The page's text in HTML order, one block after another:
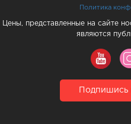
Политика
Цены, представленные на сайте
являются
Подпишись